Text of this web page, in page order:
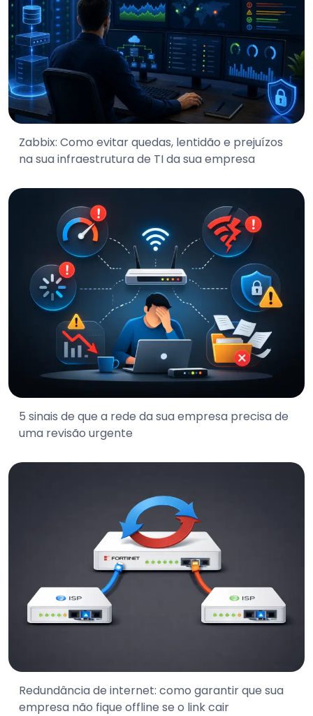
Zabbix: Como evitar quedas, lentidão e prejuízos
na sua infraestrutura de TI da sua empresa
5 sinais de que a rede da sua empresa precisa de
uma revisão urgente
Redundância de internet: como garantir que sua
empresa não fique offline se o link cair